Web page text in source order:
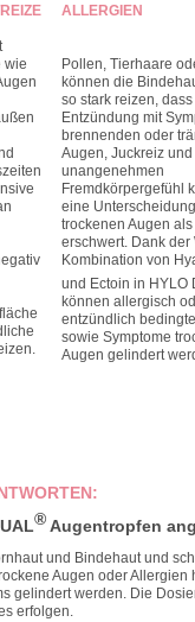
wie
ALLERGIEN
Pollen, Tierhaare
können die
so stark reizen,
Entzündung mit
brennenden oder
Augen, Juckreiz
unangenehmen
Fremdkörpergefühl
eine
trockenen Augen
erschwert. Dank der
Kombination von
und Ectoin in HYLO
können allergisch
entzündlich
sowie Symptome
Augen gelindert
®Augentropfen
und Bindehaut und
Augen oder
gelindert werden. Die
erfolgen.